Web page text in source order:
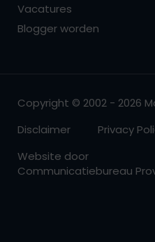
Vacatures
Blogger worden
Copyright © 2002 - 2026
Disclaimer
Privacy
Website door
Communicatiebureau